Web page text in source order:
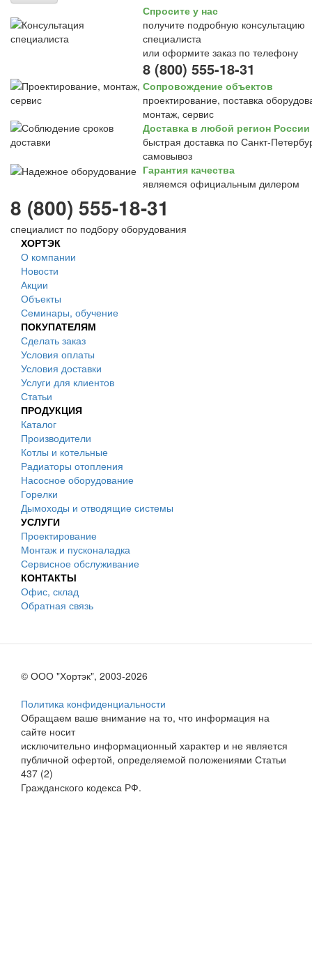
Спросите у нас
получите подробную консультацию
специалиста
или оформите заказ по телефону
8 (800) 555-18-31
Сопровождение объектов
проектирование, поставка
монтаж, сервис
Доставка в любой регион России
быстрая доставка по Санкт-
самовывоз
Гарантия качества
являемся официальным дилером
8 (800) 555-18-31
специалист по подбору оборудования
ХОРТЭК
О компании
Новости
Акции
Объекты
Семинары, обучение
ПОКУПАТЕЛЯМ
Сделать заказ
Условия оплаты
Условия доставки
Услуги для клиентов
Статьи
ПРОДУКЦИЯ
Каталог
Производители
Котлы и котельные
Радиаторы отопления
Насосное оборудование
Горелки
Дымоходы и отводящие системы
УСЛУГИ
Проектирование
Монтаж и пусконаладка
Сервисное обслуживание
КОНТАКТЫ
Офис, склад
Обратная связь
© ООО "Хортэк", 2003-2026
Политика конфиденциальности
Обращаем ваше внимание на то, что информация на
сайте носит
исключительно информационный характер и не является
публичной офертой, определяемой положениями Статьи
437 (2)
Гражданского кодекса РФ.